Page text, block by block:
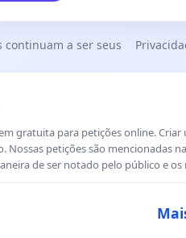
continuam a ser seus
gratuita para petições online.
Nossas petições são mencionadas
de ser notado pelo público e os